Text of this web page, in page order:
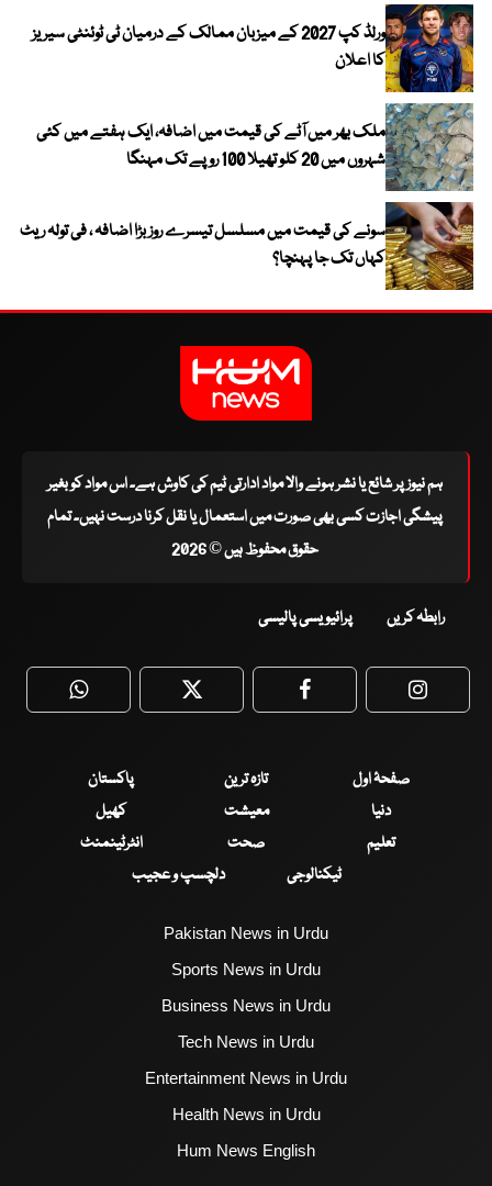
ورلڈ کپ 2027 کے میزبان ممالک کے درمیان ٹی ٹوئنٹی سیریز
کا اعلان
ملک بھر میں آٹے کی قیمت میں اضافہ، ایک ہفتے میں کئی
شہروں میں 20 کلو تھیلا 100 روپے تک مہنگا
سونے کی قیمت میں مسلسل تیسرے روز بڑا اضافہ ، فی تولہ ریٹ
کہاں تک جا پہنچا؟
ہم نیوز پر شائع یا نشر ہونے والا مواد ادارتی ٹیم کی کاوش ہے۔ اس مواد کو بغیر
پیشگی اجازت کسی بھی صورت میں استعمال یا نقل کرنا درست نہیں۔ تمام
حقوق محفوظ ہیں © 2026
رابطہ کریں پرائیویسی پالیسی
WhatsApp Twitter Facebook
صفحۂ اول تازہ ترین
پاکستان
دنیا
معیشت
کھیل
تعلیم
صحت
انٹرٹینمنٹ
ٹیکنالوجی
دلچسپ و عجیب
Pakistan News in Urdu
Sports News in Urdu
Business News in Urdu
Tech News in Urdu
Entertainment News in Urdu
Health News in Urdu
Hum News English